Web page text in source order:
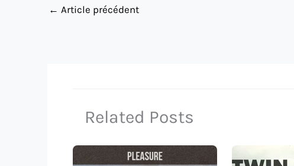
← Article précédent
Related Posts